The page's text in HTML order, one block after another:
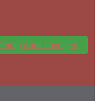
kündigen